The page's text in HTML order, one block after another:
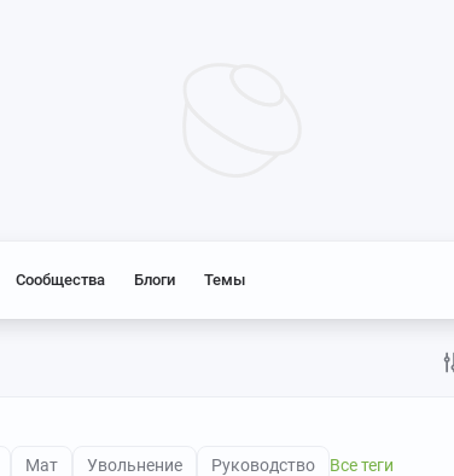
Сообщества Блоги Темы
Мат Увольнение Руководство Все теги